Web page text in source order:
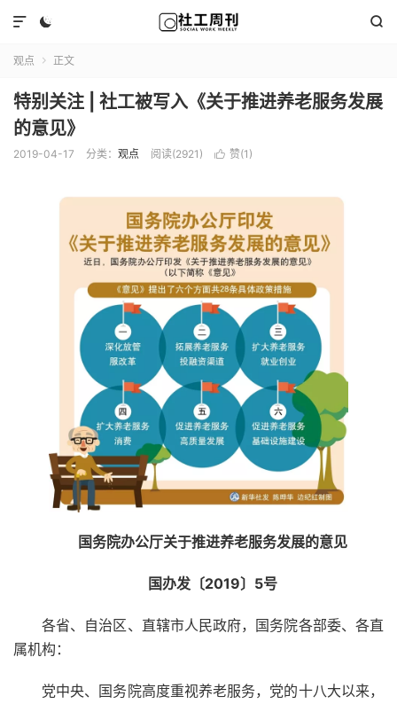
 

观点  正文
特别关注 | 社工被写入《关于推进养老服务发展
的意见》
2019-04-17 分类： 观点 阅读(2921)  赞(1 )
国务院办公厅关于推进养老服务发展的意见
国办发〔2019〕5号
各省、自治区、直辖市人民政府，国务院各部委、各直
属机构：
党中央、国务院高度重视养老服务，党的十八大以来，